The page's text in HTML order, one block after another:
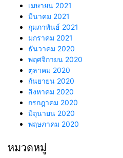
เมษายน 2021
มีนาคม 2021
กุมภาพันธ์ 2021
มกราคม 2021
ธันวาคม 2020
พฤศจิกายน 2020
ตุลาคม 2020
กันยายน 2020
สิงหาคม 2020
กรกฎาคม 2020
มิถุนายน 2020
พฤษภาคม 2020
หมวดหมู่